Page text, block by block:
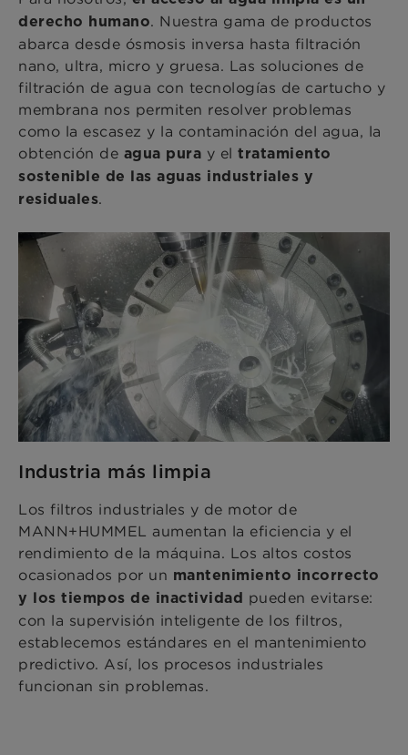
derecho humano. Nuestra gama de productos
abarca desde ósmosis inversa hasta filtración
nano, ultra, micro y gruesa. Las soluciones de
filtración de agua con tecnologías de cartucho y
membrana nos permiten resolver problemas
como la escasez y la contaminación del agua, la
obtención de agua pura y el tratamiento
sostenible de las aguas industriales y
residuales.
Industria más limpia
Los filtros industriales y de motor de
MANN+HUMMEL aumentan la eficiencia y el
rendimiento de la máquina. Los altos costos
ocasionados por un mantenimiento incorrecto
y los tiempos de inactividad pueden evitarse:
con la supervisión inteligente de los filtros,
establecemos estándares en el mantenimiento
predictivo. Así, los procesos industriales
funcionan sin problemas.